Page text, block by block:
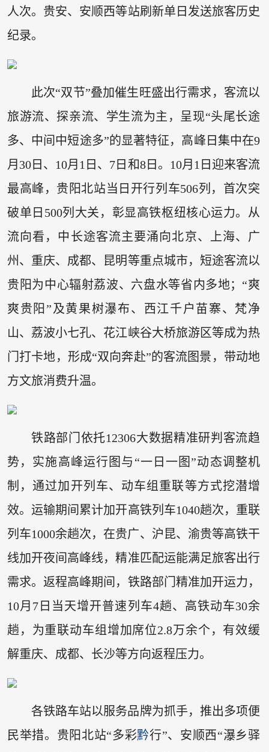
人次。贵安、安顺西等站刷新单日发送旅客历史
纪录。
此次“双节”叠加催生旺盛出行需求，客流以
旅游流、探亲流、学生流为主，呈现“头尾长途
多、中间中短途多”的显著特征，高峰日集中在9
月30日、10月1日、7日和8日。10月1日迎来客流
最高峰，贵阳北站当日开行列车506列，首次突
破单日500列大关，彰显高铁枢纽核心运力。从
流向看，中长途客流主要涌向北京、上海、广
州、重庆、成都、昆明等重点城市，短途客流以
贵阳为中心辐射荔波、六盘水等省内多地；“爽
爽贵阳”及黄果树瀑布、西江千户苗寨、梵净
山、荔波小七孔、花江峡谷大桥旅游区等成为热
门打卡地，形成“双向奔赴”的客流图景，带动地
方文旅消费升温。
铁路部门依托12306大数据精准研判客流趋
势，实施高峰运行图与“一日一图”动态调整机
制，通过加开列车、动车组重联等方式挖潜增
效。运输期间累计加开高铁列车1040趟次，重联
列车1000余趟次，在贵广、沪昆、渝贵等高铁干
线加开夜间高峰线，精准匹配运能满足旅客出行
需求。返程高峰期间，铁路部门精准加开运力，
10月7日当天增开普速列车4趟、高铁动车30余
趟，为重联动车组增加席位2.8万余个，有效缓
解重庆、成都、长沙等方向返程压力。
各铁路车站以服务品牌为抓手，推出多项便
民举措。贵阳北站“多彩黔行”、安顺西“瀑乡驿